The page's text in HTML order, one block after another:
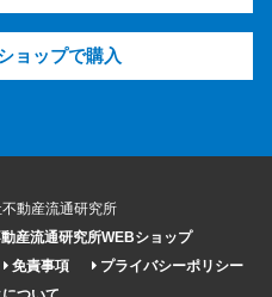
ョップで購入
動産流通研究所
産流通研究所WEBショップ
免責事項
プライバシーポリシー